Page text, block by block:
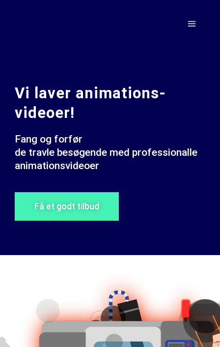
Vi laver animations-
videoer!
Fang og forfør
de travle besøgende med professionalle
animationsvideoer
Få et godt tilbud